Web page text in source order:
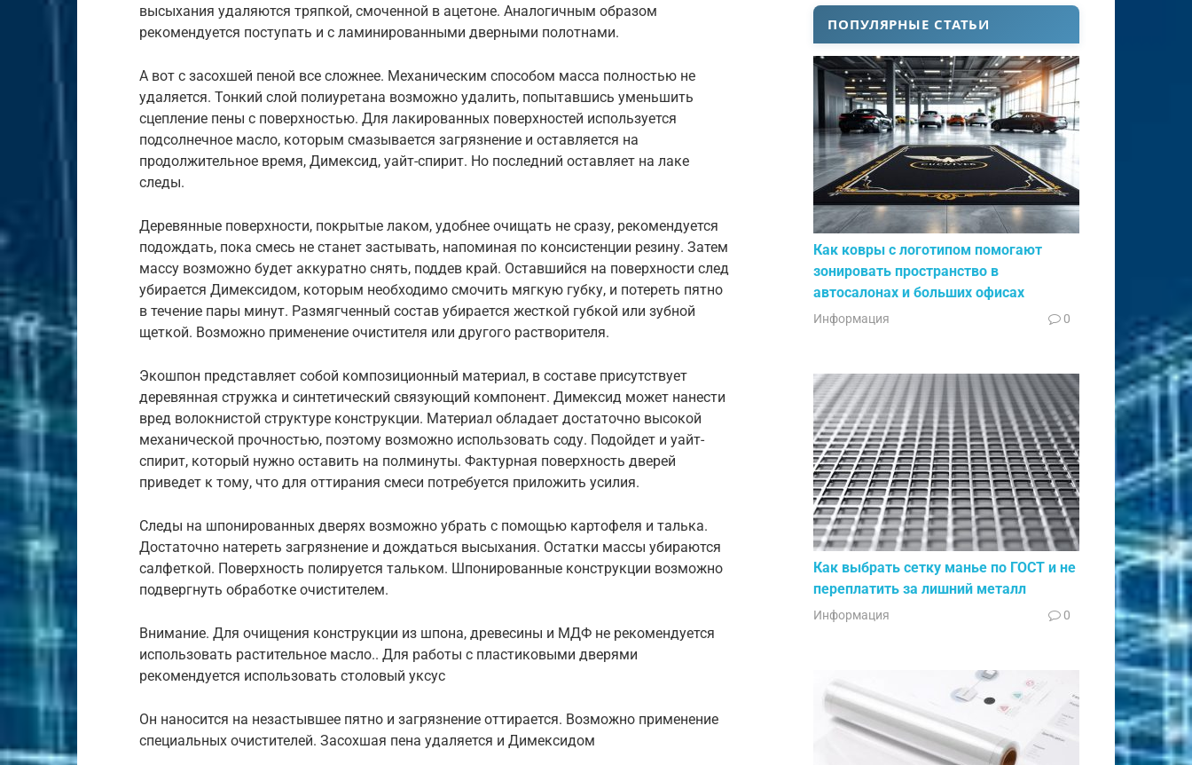
высыхания удаляются тряпкой, смоченной в ацетоне. Аналогичным образом
рекомендуется поступать и с ламинированными дверными полотнами.
А вот с засохшей пеной все сложнее. Механическим способом масса полностью не
удаляется. Тонкий слой полиуретана возможно удалить, попытавшись уменьшить
сцепление пены с поверхностью. Для лакированных поверхностей используется
подсолнечное масло, которым смазывается загрязнение и оставляется на
продолжительное время, Димексид, уайт-спирит. Но последний оставляет на лаке
следы.
Деревянные поверхности, покрытые лаком, удобнее очищать не сразу, рекомендуется
подождать, пока смесь не станет застывать, напоминая по консистенции резину. Затем
массу возможно будет аккуратно снять, поддев край. Оставшийся на поверхности след
убирается Димексидом, которым необходимо смочить мягкую губку, и потереть пятно
в течение пары минут. Размягченный состав убирается жесткой губкой или зубной
щеткой. Возможно применение очистителя или другого растворителя.
Экошпон представляет собой композиционный материал, в составе присутствует
деревянная стружка и синтетический связующий компонент. Димексид может нанести
вред волокнистой структуре конструкции. Материал обладает достаточно высокой
механической прочностью, поэтому возможно использовать соду. Подойдет и уайт-
спирит, который нужно оставить на полминуты. Фактурная поверхность дверей
приведет к тому, что для оттирания смеси потребуется приложить усилия.
Следы на шпонированных дверях возможно убрать с помощью картофеля и талька.
Достаточно натереть загрязнение и дождаться высыхания. Остатки массы убираются
салфеткой. Поверхность полируется тальком. Шпонированные конструкции возможно
подвергнуть обработке очистителем.
Внимание. Для очищения конструкции из шпона, древесины и МДФ не рекомендуется
использовать растительное масло.. Для работы с пластиковыми дверями
рекомендуется использовать столовый уксус
Он наносится на незастывшее пятно и загрязнение оттирается. Возможно применение
специальных очистителей. Засохшая пена удаляется и Димексидом
ПОПУЛЯРНЫЕ СТАТЬИ
Как ковры с логотипом помогают
зонировать пространство в
автосалонах и больших офисах
Информация 0
Как выбрать сетку манье по ГОСТ и не
переплатить за лишний металл
Информация 0